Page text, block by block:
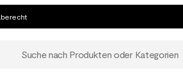
Suche nach Produkten oder Kategorien